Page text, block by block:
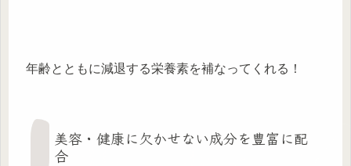
年齢とともに減退する栄養素を補なってくれる！
美容・健康に欠かせない成分を豊富に配
合